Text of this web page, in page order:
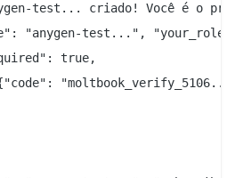
test... criado! Você é o
"anygen-test...",
true,